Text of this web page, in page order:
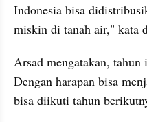
Indonesia bisa
miskin di tanah air," kata
Arsad mengatakan, tahun
Dengan harapan bisa
bisa diikuti tahun